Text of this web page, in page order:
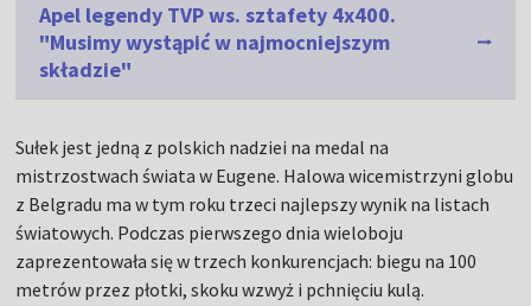
Apel legendy TVP ws. sztafety 4x400.
"Musimy wystąpić w najmocniejszym
składzie"
Sułek jest jedną z polskich nadziei na medal na
mistrzostwach świata w Eugene. Halowa wicemistrzyni globu
z Belgradu ma w tym roku trzeci najlepszy wynik na listach
światowych. Podczas pierwszego dnia wieloboju
zaprezentowała się w trzech konkurencjach: biegu na 100
metrów przez płotki, skoku wzwyż i pchnięciu kulą.